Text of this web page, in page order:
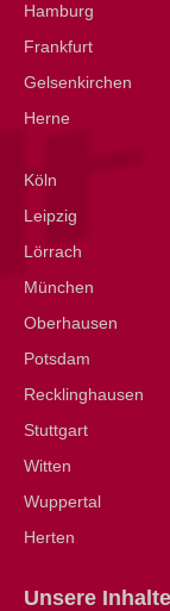
Hamburg
Frankfurt
Gelsenkirchen
Herne
Köln
Leipzig
Lörrach
München
Oberhausen
Potsdam
Recklinghausen
Stuttgart
Witten
Wuppertal
Herten
Unsere Inhalte